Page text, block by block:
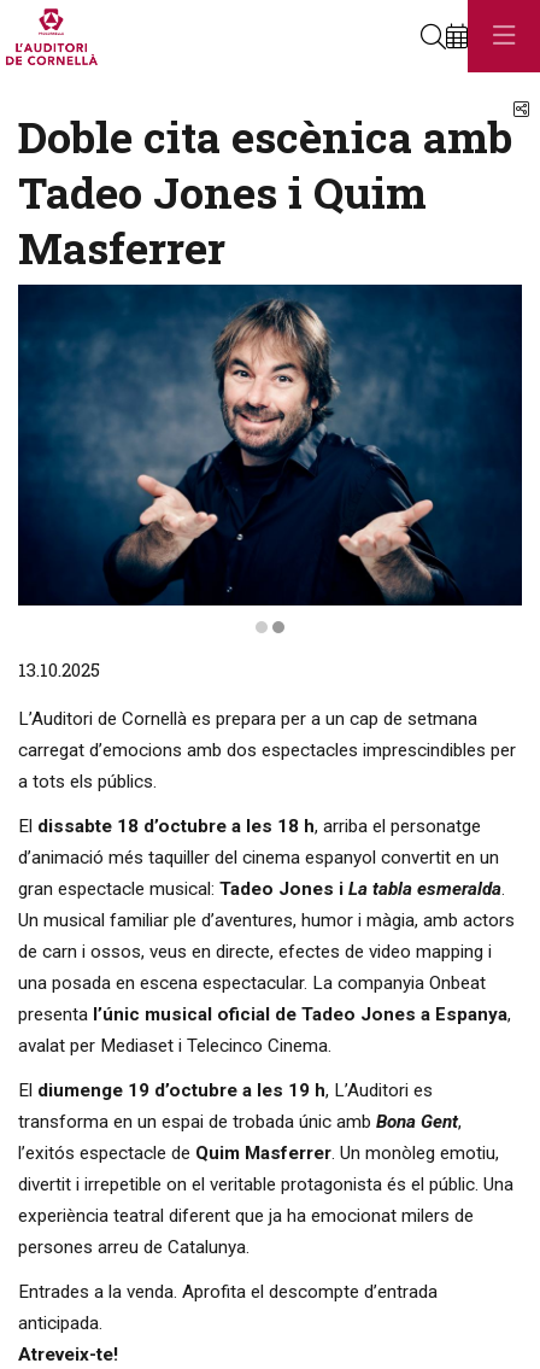
Cerca
Doble cita escènica amb
Tadeo Jones i Quim
Masferrer
13.10.2025
L’Auditori de Cornellà es prepara per a un cap de setmana
carregat d’emocions amb dos espectacles imprescindibles per
a tots els públics.
El dissabte 18 d’octubre a les 18 h, arriba el personatge
d’animació més taquiller del cinema espanyol convertit en un
gran espectacle musical:Tadeo Jones iLa tabla esmeralda.
Un musical familiar ple d’aventures, humor i màgia, amb actors
de carn i ossos, veus en directe, efectes de video mapping i
una posada en escena espectacular. La companyia Onbeat
presenta l’únic musical oficial de Tadeo Jones a Espanya,
avalat per Mediaset i Telecinco Cinema.
El diumenge 19 d’octubre a les 19 h, L’Auditori es
transforma en un espai de trobada únic ambBona Gent,
l’exitós espectacle de Quim Masferrer. Un monòleg emotiu,
divertit i irrepetible on el veritable protagonista és el públic. Una
experiència teatral diferent que ja ha emocionat milers de
persones arreu de Catalunya.
Entrades a la venda. Aprofita el descompte d’entrada
anticipada.
Atreveix-te!